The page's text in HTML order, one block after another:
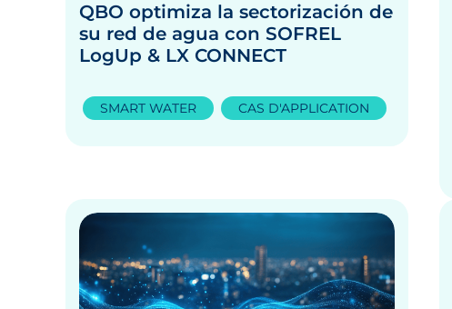
QBO optimiza la sectorización de
su red de agua con SOFREL
LogUp & LX CONNECT
SMART WATER CAS D'APPLICATION